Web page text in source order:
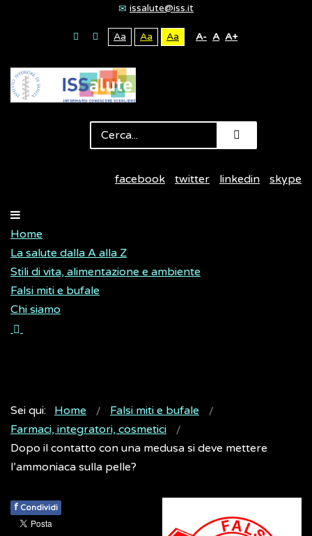
issalute@iss.it
Aa Aa Aa A- A A+
facebook twitter linkedin skype
Home
La salute dalla A alla Z
Stili di vita, alimentazione e ambiente
Falsi miti e bufale
Chi siamo
Sei qui: Home
Falsi miti e bufale
Farmaci, integratori, cosmetici
Dopo il contatto con una medusa si deve mettere
l’ammoniaca sulla pelle?
f Condividi